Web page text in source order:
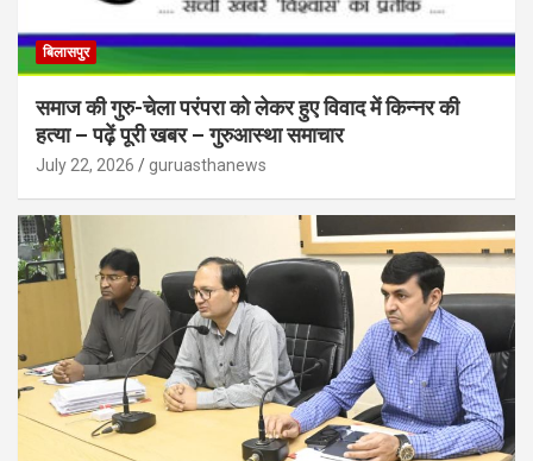
बिलासपुर
समाज की गुरु-चेला परंपरा को लेकर हुए विवाद में किन्नर की
हत्या – पढ़ें पूरी खबर – गुरुआस्था समाचार
July 22, 2026 guruasthanews